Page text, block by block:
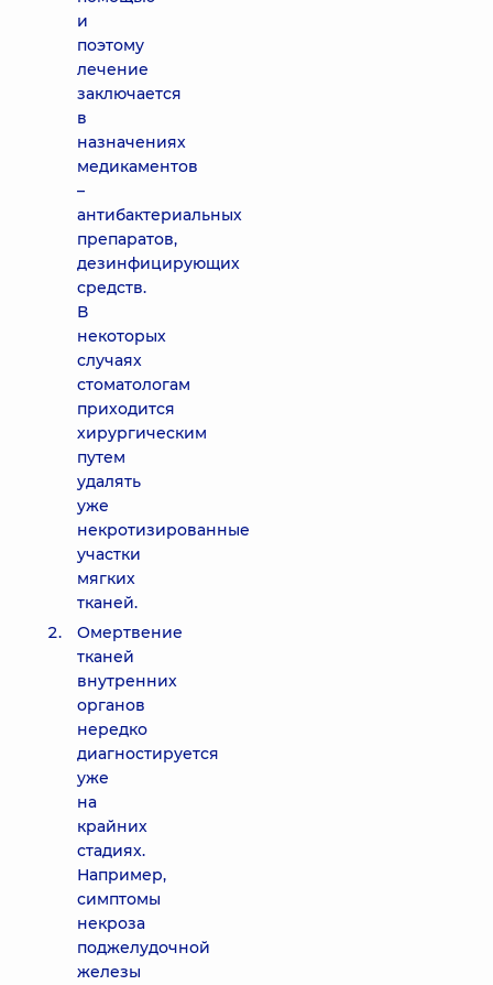
и
поэтому
лечение
заключается
в
назначениях
медикаментов
–
антибактериальных
препаратов,
дезинфицирующих
средств.
В
некоторых
случаях
стоматологам
приходится
хирургическим
путем
удалять
уже
некротизированные
участки
мягких
тканей.
Омертвение
тканей
внутренних
органов
нередко
диагностируется
уже
на
крайних
стадиях.
Например,
симптомы
некроза
поджелудочной
железы